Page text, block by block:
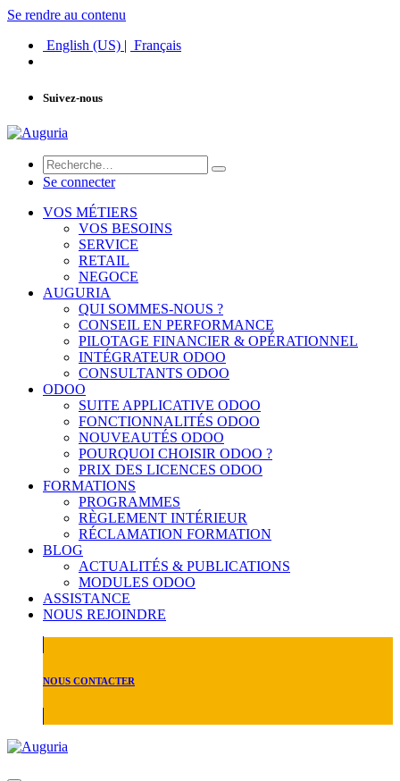
Se rendre au contenu
English (US) | Français
Suivez-nous
Se connecter
VOS MÉTIERS
VOS BESOINS
SERVICE
RETAIL
NEGOCE
AUGURIA
QUI SOMMES-NOUS ?
CONSEIL EN PERFORMANCE
PILOTAGE FINANCIER & OPÉRATIONNEL
INTÉGRATEUR ODOO
CONSULTANTS ODOO
ODOO
SUITE APPLICATIVE ODOO
FONCTIONNALITÉS ODOO
NOUVEAUTÉS ODOO
POURQUOI CHOISIR ODOO ?
PRIX DES LICENCES ODOO
FORMATIONS
PROGRAMMES
RÈGLEMENT INTÉRIEUR
RÉCLAMATION FORMATION
BLOG
ACTUALITÉS & PUBLICATIONS
MODULES ODOO
ASSISTANCE
NOUS REJOINDRE
NOUS CONTACTER